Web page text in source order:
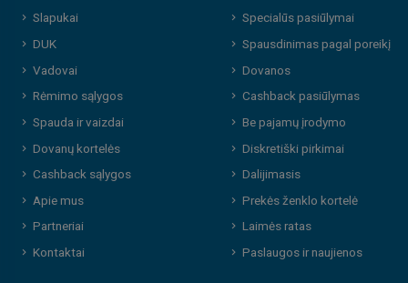
Slapukai
DUK
Vadovai
Rėmimo sąlygos
Spauda ir vaizdai
Dovanų kortelės
Cashback sąlygos
Apie mus
Partneriai
Kontaktai
Specialūs pasiūlymai
Spausdinimas pagal poreikį
Dovanos
Cashback pasiūlymas
Be pajamų įrodymo
Diskretiški pirkimai
Dalijimasis
Prekės ženklo kortelė
Laimės ratas
Paslaugos ir naujienos